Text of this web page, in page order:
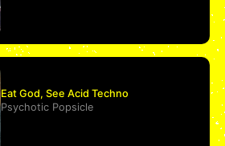
Eat God, See Acid Techno
Psychotic Popsicle